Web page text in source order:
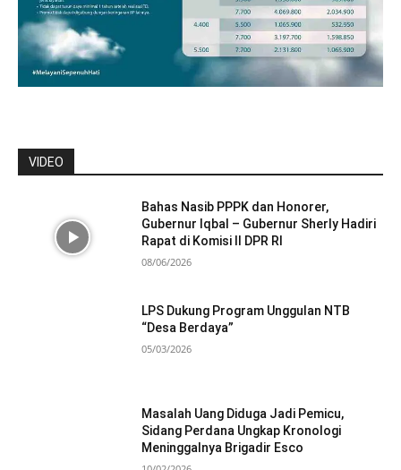
VIDEO
Bahas Nasib PPPK dan Honorer,
Gubernur Iqbal – Gubernur Sherly Hadiri
Rapat di Komisi II DPR RI
08/06/2026
LPS Dukung Program Unggulan NTB
“Desa Berdaya”
05/03/2026
Masalah Uang Diduga Jadi Pemicu,
Sidang Perdana Ungkap Kronologi
Meninggalnya Brigadir Esco